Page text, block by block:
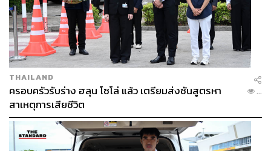
THAILAND
ครอบครัวรับร่าง ฮลุน โซโล่ แล้ว เตรียมส่งชันสูตรหา
สาเหตุการเสียชีวิต
...